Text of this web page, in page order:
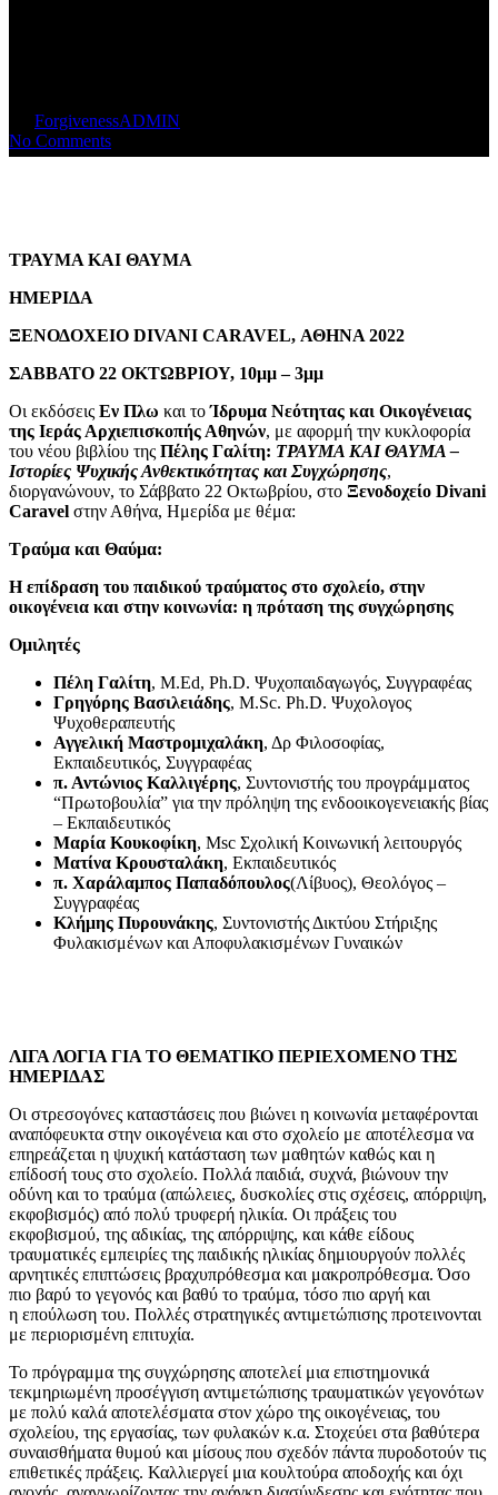
ForgivenessADMIN
No Comments
ΤΡΑΥΜΑ ΚΑΙ ΘΑΥΜΑ
ΗΜΕΡΙΔΑ
ΞΕΝΟΔΟΧΕΙΟ DIVANI CARAVEL, ΑΘΗΝΑ 2022
ΣΑΒΒΑΤΟ 22 ΟΚΤΩΒΡΙΟΥ, 10μμ – 3μμ
Οι εκδόσεις Εν Πλω και τοΊδρυμα Νεότητας και Οικογένειας
της Ιεράς Αρχιεπισκοπής Αθηνών, με αφορμή την κυκλοφορία
του νέου βιβλίου της Πέλης Γαλίτη: ΤΡΑΥΜΑ ΚΑΙ ΘΑΥΜΑ –
Ιστορίες Ψυχικής Ανθεκτικότητας και Συγχώρησης,
διοργανώνουν, το Σάββατο 22 Οκτωβρίου, στο Ξενοδοχείο Divani
Caravel στην Αθήνα, Ημερίδα με θέμα:
Τραύμα και Θαύμα:
Η επίδραση του παιδικού τραύματος στο σχολείο, στην
οικογένεια και στην κοινωνία: η πρόταση της συγχώρησης
Ομιλητές
Πέλη Γαλίτη, M.Ed, Ph.D. Ψυχοπαιδαγωγός, Συγγραφέας
Γρηγόρης Βασιλειάδης, M.Sc. Ph.D. Ψυχολογος
Ψυχοθεραπευτής
Αγγελική Μαστρομιχαλάκη, Δρ Φιλοσοφίας,
Εκπαιδευτικός, Συγγραφέας
π. Αντώνιος Καλλιγέρης, Συντονιστής του προγράμματος
“Πρωτοβουλία” για την πρόληψη της ενδοοικογενειακής βίας
– Εκπαιδευτικός
Μαρία Κουκοφίκη, Msc Σχολική Κοινωνική λειτουργός
Ματίνα Κρουσταλάκη, Eκπαιδευτικός
π. Χαράλαμπος Παπαδόπουλος(Λίβυος), Θεολόγος –
Συγγραφέας
Κλήμης Πυρουνάκης, Συντονιστής Δικτύου Στήριξης
Φυλακισμένων και Αποφυλακισμένων Γυναικών
ΛΙΓΑ ΛΟΓΙΑ ΓΙΑ ΤΟ ΘΕΜΑΤΙΚΟ ΠΕΡΙΕΧΟΜΕΝΟ ΤΗΣ
ΗΜΕΡΙΔΑΣ
Οι στρεσογόνες καταστάσεις που βιώνει η κοινωνία μεταφέρονται
αναπόφευκτα στην οικογένεια και στο σχολείο με αποτέλεσμα να
επηρεάζεται η ψυχική κατάσταση των μαθητών καθώς και η
επίδοσή τους στο σχολείο. Πολλά παιδιά, συχνά, βιώνουν την
οδύνη και το τραύμα (απώλειες, δυσκολίες στις σχέσεις, απόρριψη,
εκφοβισμός) από πολύ τρυφερή ηλικία. Οι πράξεις του
εκφοβισμού, της αδικίας, της απόρριψης, και κάθε είδους
τραυματικές εμπειρίες της παιδικής ηλικίας δημιουργούν πολλές
αρνητικές επιπτώσεις βραχυπρόθεσμα και μακροπρόθεσμα. Όσο
πιο βαρύ το γεγονός και βαθύ το τραύμα, τόσο πιο αργή και
η επούλωση του. Πολλές στρατηγικές αντιμετώπισης προτεινονται
με περιορισμένη επιτυχία.
Το πρόγραμμα της συγχώρησης αποτελεί μια επιστημονικά
τεκμηριωμένη προσέγγιση αντιμετώπισης τραυματικών γεγονότων
με πολύ καλά αποτελέσματα στον χώρο της οικογένειας, του
σχολείου, της εργασίας, των φυλακών κ.α. Στοχεύει στα βαθύτερα
συναισθήματα θυμού και μίσους που σχεδόν πάντα πυροδοτούν τις
επιθετικές πράξεις. Καλλιεργεί μια κουλτούρα αποδοχής και όχι